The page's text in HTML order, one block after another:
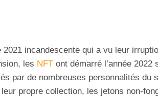
2021 incandescente qui a vu leur
les NFT ont démarré l’année
par de nombreuses personnalités du
propre collection, les jetons non-